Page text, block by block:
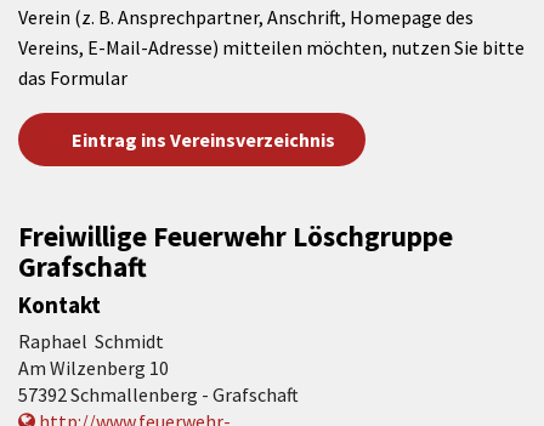
Verein (z. B. Ansprechpartner, Anschrift, Homepage des
Vereins, E-Mail-Adresse) mitteilen möchten, nutzen Sie bitte
das Formular
Eintrag ins Vereinsverzeichnis
Freiwillige Feuerwehr Löschgruppe
Grafschaft
Kontakt
Raphael Schmidt
Am Wilzenberg 10
57392 Schmallenberg - Grafschaft
http://www.feuerwehr-